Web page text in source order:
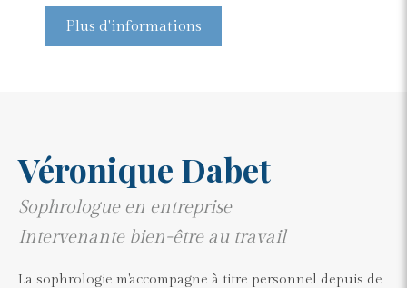
Plus d'informations
Véronique Dabet
Sophrologue en entreprise
Intervenante bien-être au travail
La sophrologie m'accompagne à titre personnel depuis de